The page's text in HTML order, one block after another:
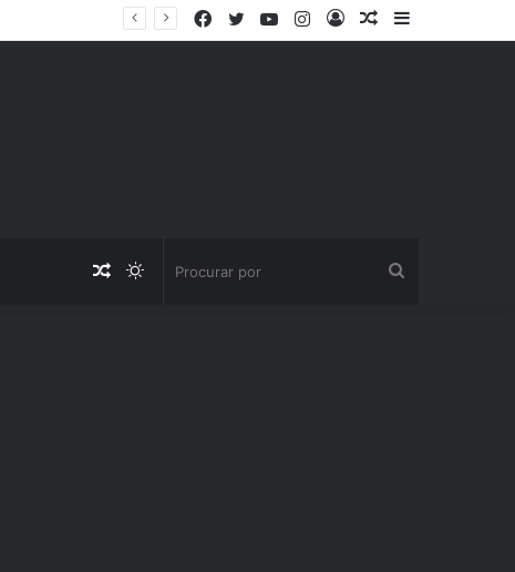
Barra
Artigo
Entrar
Instagram
YouTube
Twitter
Facebook
Switch
Artigo